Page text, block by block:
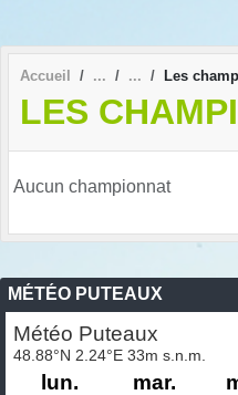
Accueil Les
LES
Aucun championnat
MÉTÉO PUTEAUX